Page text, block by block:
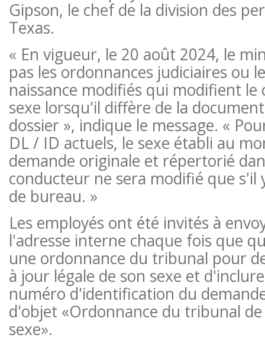
Gipson, le chef de la division des
Texas.
« En vigueur, le 20 août 2024, le
pas les ordonnances judiciaires ou
naissance modifiés qui modifient le
sexe lorsqu'il diffère de la
dossier », indique le message. «
DL / ID actuels, le sexe établi au
demande originale et répertorié
conducteur ne sera modifié que s'il
de bureau. »
Les employés ont été invités à
l'adresse interne chaque fois que
une ordonnance du tribunal pour
à jour légale de son sexe et
numéro d'identification du
d'objet «Ordonnance du tribunal
sexe».